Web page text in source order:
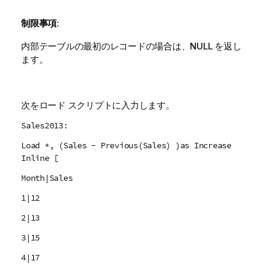
制限事項:
内部テーブルの最初のレコードの場合は、 NULLを返し
ます。
次をロード スクリプトに入力します。
Sales2013:
Load *, (Sales - Previous(Sales) )as Increase
Inline [
Month|Sales
1|12
2|13
3|15
4|17